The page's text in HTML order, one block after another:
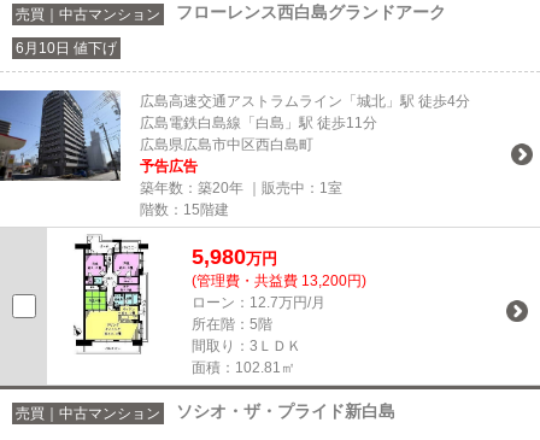
売買｜中古マンション フローレンス西白島グランドアーク
6月10日 値下げ
広島高速交通アストラムライン「城北」駅 徒歩4分
広島電鉄白島線「白島」駅 徒歩11分
広島県広島市中区西白島町
予告広告
築年数：築20年 ｜販売中： 1室
階数：15階建
5,980万円
(管理費・共益費 13,200円)
ローン：12.7万円/月
所在階：5階
間取り：3ＬＤＫ
面積：102.81㎡
売買｜中古マンション ソシオ・ザ・プライド新白島